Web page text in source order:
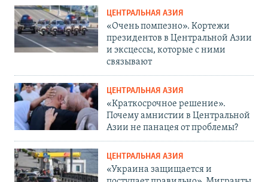
ЦЕНТРАЛЬНАЯ АЗИЯ
«Очень помпезно». Кортежи
президентов в Центральной Азии
и эксцессы, которые с ними
связывают
ЦЕНТРАЛЬНАЯ АЗИЯ
«Краткосрочное решение».
Почему амнистии в Центральной
Азии не панацея от проблемы?
ЦЕНТРАЛЬНАЯ АЗИЯ
«Украина защищается и